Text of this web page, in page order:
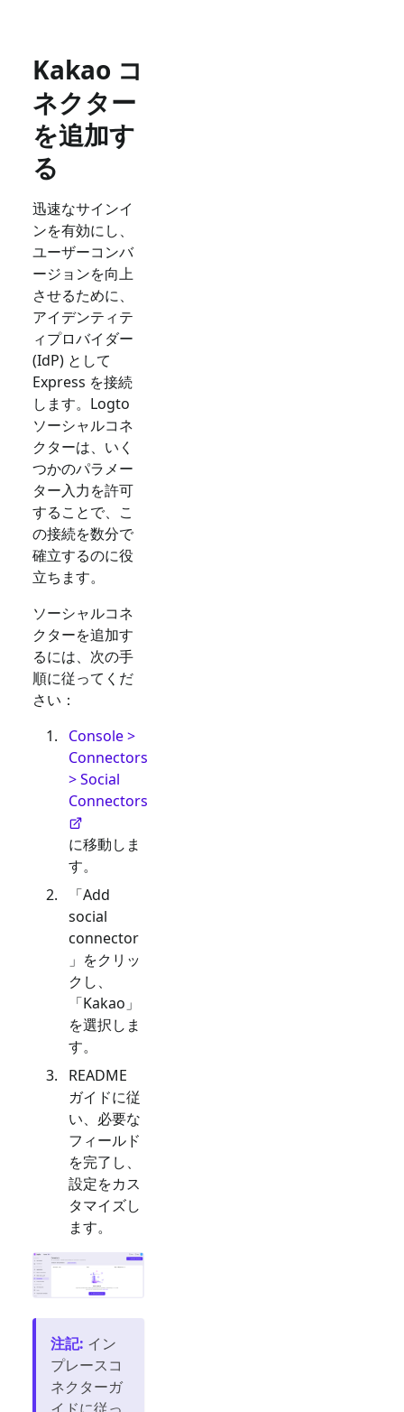
Kakao コ
ネクター
を追加す
る
迅速なサインイ
ンを有効にし、
ユーザーコンバ
ージョンを向上
させるために、
アイデンティテ
ィプロバイダー
(IdP) として
Express を接続
します。Logto
ソーシャルコネ
クターは、いく
つかのパラメー
ター入力を許可
することで、こ
の接続を数分で
確立するのに役
立ちます。
ソーシャルコネ
クターを追加す
るには、次の手
順に従ってくだ
さい：
Console >
Connectors
> Social
Connectors
に移動しま
す。
「Add
social
connector
」をクリッ
クし、
「Kakao 」
を選択しま
す。
README
ガイドに従
い、必要な
フィールド
を完了し、
設定をカス
タマイズし
ます。
注記: イン
プレースコ
ネクターガ